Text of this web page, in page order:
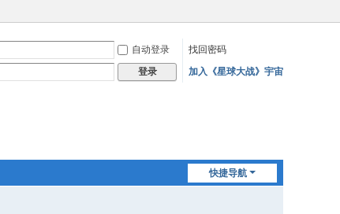
自动登录
找回密码
登录 加入《星球大战》宇宙
快捷导航